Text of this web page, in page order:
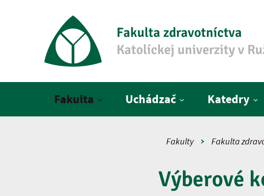
Fakulta zdravotníctva
Katolíckej univerzity v
Fakulta Uchádzač Katedry
Fakulty Fakulta
Výberové